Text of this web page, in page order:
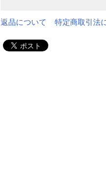
返品について 特定商取引法